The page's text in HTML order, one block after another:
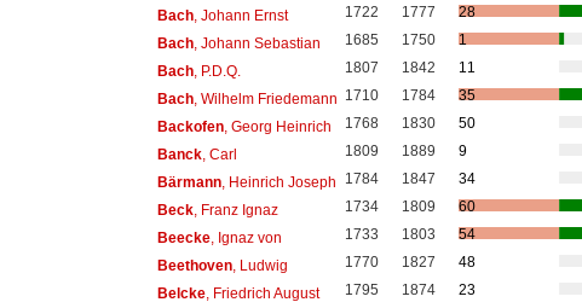
Bach, Johann Ernst 1722 1777
28
Bach, Johann Sebastian 1685 1750
1
Bach, P.D.Q. 1807 1842
11
Bach, Wilhelm Friedemann 1710 1784
35
Backofen, Georg Heinrich 1768 1830
50
Banck, Carl 1809 1889
9
Bärmann, Heinrich Joseph 1784 1847
34
Beck, Franz Ignaz 1734 1809
60
Beecke, Ignaz von 1733 1803
54
Beethoven, Ludwig 1770 1827
48
Belcke, Friedrich August 1795 1874
23